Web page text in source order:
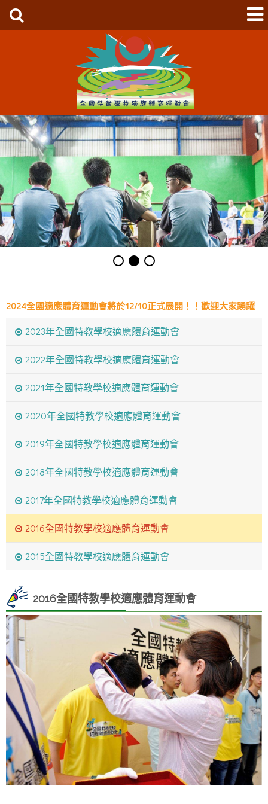
2024全國適應體育運動會將於12/10正式展開！！歡迎大家踴躍
報名。
2023年全國特教學校適應體育運動會
2022年全國特教學校適應體育運動會
2021年全國特教學校適應體育運動會
2020年全國特教學校適應體育運動會
2019年全國特教學校適應體育運動會
2018年全國特教學校適應體育運動會
2017年全國特教學校適應體育運動會
2016全國特教學校適應體育運動會
2015全國特教學校適應體育運動會
2016全國特教學校適應體育運動會